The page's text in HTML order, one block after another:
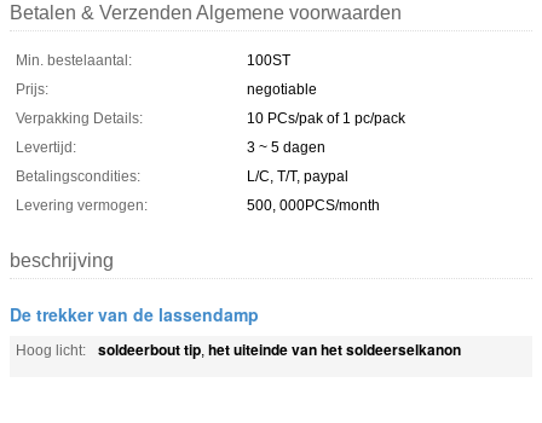
Betalen & Verzenden Algemene voorwaarden
Min. bestelaantal:
100ST
Prijs:
negotiable
Verpakking Details:
10 PCs/pak of 1 pc/pack
Levertijd:
3 ~ 5 dagen
Betalingscondities:
L/C, T/T, paypal
Levering vermogen:
500, 000PCS/month
beschrijving
De trekker van de lassendamp
Hoog licht: soldeerbout tip, het uiteinde van het soldeerselkanon